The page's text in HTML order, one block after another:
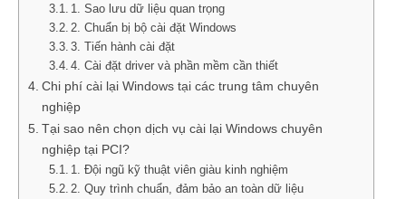
1. Sao lưu dữ liệu quan trọng
2. Chuẩn bị bộ cài đặt Windows
3. Tiến hành cài đặt
4. Cài đặt driver và phần mềm cần thiết
Chi phí cài lại Windows tại các trung tâm chuyên
nghiệp
Tại sao nên chọn dịch vụ cài lại Windows chuyên
nghiệp tại PCI?
1. Đội ngũ kỹ thuật viên giàu kinh nghiệm
2. Quy trình chuẩn, đảm bảo an toàn dữ liệu